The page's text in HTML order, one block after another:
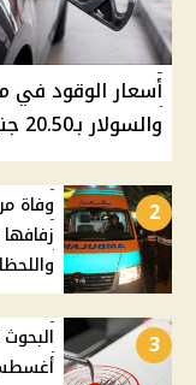
والسولار بـ20.50 جنيه
2
وفاة
3